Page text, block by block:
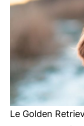
Le Golden